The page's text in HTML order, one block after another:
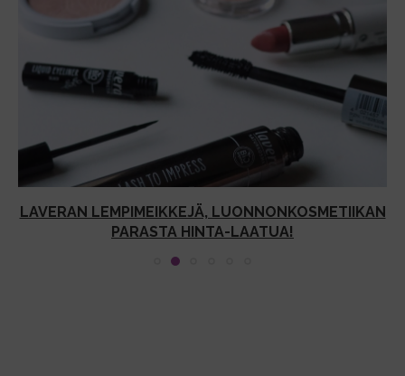
LAVERAN LEMPIMEIKKEJÄ, LUONNONKOSMETIIKAN
PARASTA HINTA-LAATUA!